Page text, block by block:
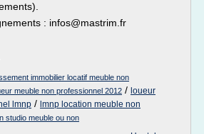
: infos@mastrim.fr
immobilier locatif meuble non
meuble non professionnel 2012 / loueur
lmnp / lmnp location meuble non
studio meuble ou non